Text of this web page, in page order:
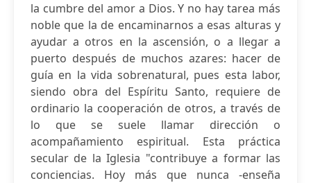
la cumbre del amor a Dios. Y no hay tarea más
noble que la de encaminarnos a esas alturas y
ayudar a otros en la ascensión, o a llegar a
puerto después de muchos azares: hacer de
guía en la vida sobrenatural, pues esta labor,
siendo obra del Espíritu Santo, requiere de
ordinario la cooperación de otros, a través de
lo que se suele llamar dirección o
acompañamiento espiritual. Esta práctica
secular de la Iglesia "contribuye a formar las
conciencias. Hoy más que nunca -enseña